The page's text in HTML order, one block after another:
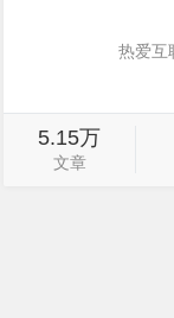
热爱互
5.15万
文章